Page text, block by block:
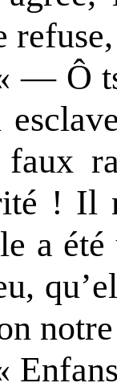
— Ô
! Il
a été